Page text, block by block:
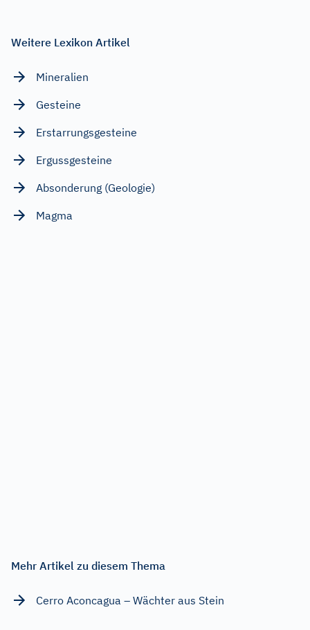
Weitere Lexikon Artikel
Mineralien
Gesteine
Erstarrungsgesteine
Ergussgesteine
Absonderung (Geologie)
Magma
Mehr Artikel zu diesem Thema
Cerro Aconcagua – Wächter aus Stein